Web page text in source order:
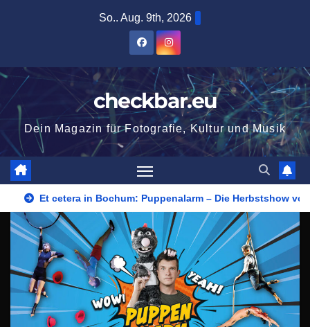
So.. Aug. 9th, 2026
checkbar.eu
Dein Magazin für Fotografie, Kultur und Musik
Et cetera in Bochum: Puppenalarm – Die Herbstshow